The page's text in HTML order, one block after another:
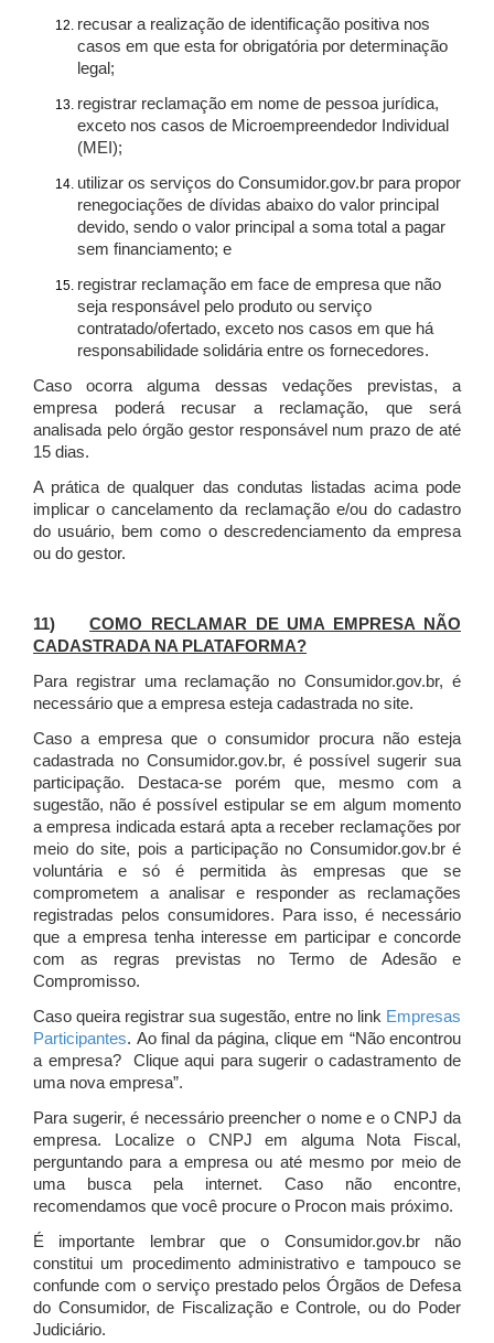
recusar a realização de identificação positiva nos
casos em que esta for obrigatória por determinação
legal;
registrar reclamação em nome de pessoa jurídica,
exceto nos casos de Microempreendedor Individual
(MEI);
utilizar os serviços do Consumidor.gov.br para propor
renegociações de dívidas abaixo do valor principal
devido, sendo o valor principal a soma total a pagar
sem financiamento; e
registrar reclamação em face de empresa que não
seja responsável pelo produto ou serviço
contratado/ofertado, exceto nos casos em que há
responsabilidade solidária entre os fornecedores.
Caso ocorra alguma dessas vedações previstas, a
empresa poderá recusar a reclamação, que será
analisada pelo órgão gestor responsável num prazo de até
15 dias.
A prática de qualquer das condutas listadas acima pode
implicar o cancelamento da reclamação e/ou do cadastro
do usuário, bem como o descredenciamento da empresa
ou do gestor.
11)COMO RECLAMAR DE UMA EMPRESA NÃO
CADASTRADA NA PLATAFORMA?
Para registrar uma reclamação no Consumidor.gov.br, é
necessário que a empresa esteja cadastrada no site.
Caso a empresa que o consumidor procura não esteja
cadastrada no Consumidor.gov.br, é possível sugerir sua
participação. Destaca-se porém que, mesmo com a
sugestão, não é possível estipular se em algum momento
a empresa indicada estará apta a receber reclamações por
meio do site, pois a participação no Consumidor.gov.br é
voluntária e só é permitida às empresas que se
comprometem a analisar e responder as reclamações
registradas pelos consumidores. Para isso, é necessário
que a empresa tenha interesse em participar e concorde
com as regras previstas no Termo de Adesão e
Compromisso.
Caso queira registrar sua sugestão, entre no link Empresas
Participantes. Ao final da página, clique em “Não encontrou
a empresa? Clique aqui para sugerir o cadastramento de
uma nova empresa”.
Para sugerir, é necessário preencher o nome e o CNPJ da
empresa. Localize o CNPJ em alguma Nota Fiscal,
perguntando para a empresa ou até mesmo por meio de
uma busca pela internet. Caso não encontre,
recomendamos que você procure o Procon mais próximo.
É importante lembrar que o Consumidor.gov.br não
constitui um procedimento administrativo e tampouco se
confunde com o serviço prestado pelos Órgãos de Defesa
do Consumidor, de Fiscalização e Controle, ou do Poder
Judiciário.